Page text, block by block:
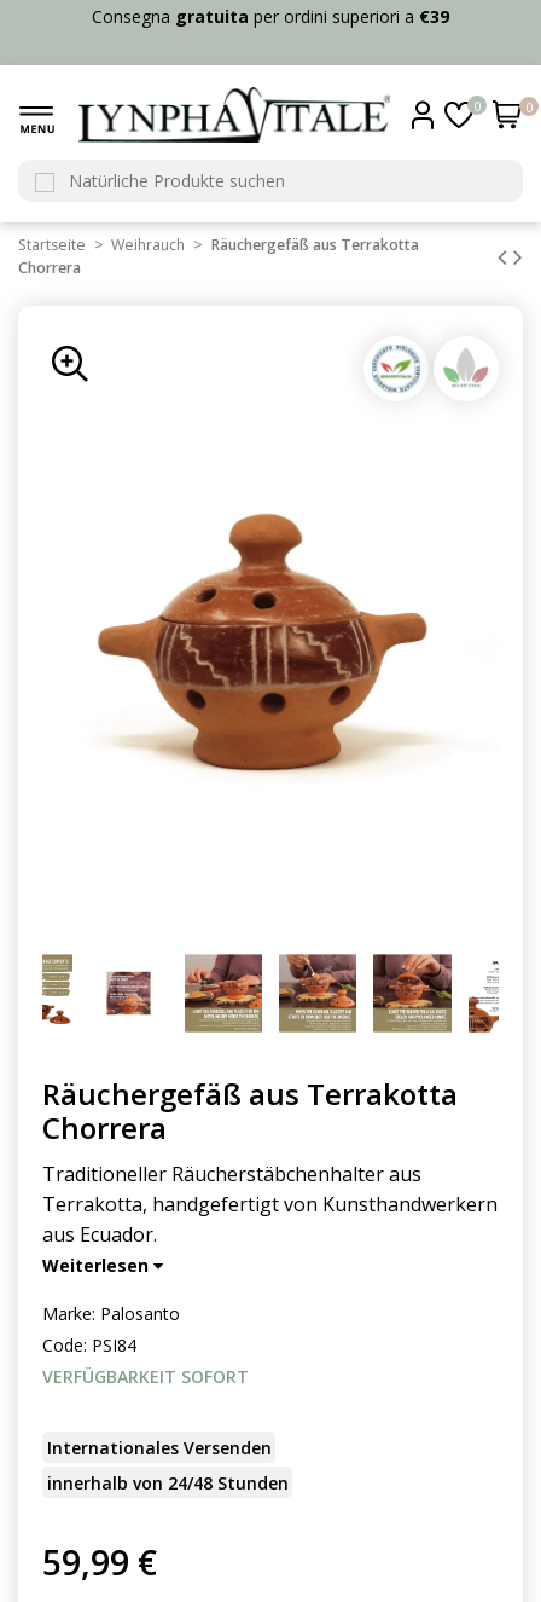
Consegna gratuita per ordini superiori a €39
0 0
Startseite Weihrauch
Räuchergefäß aus Terrakotta
Chorrera
Räuchergefäß aus Terrakotta
Chorrera
Traditioneller Räucherstäbchenhalter aus
Terrakotta, handgefertigt von Kunsthandwerkern
aus Ecuador.
Weiterlesen
Marke: Palosanto
Code: PSI84
VERFÜGBARKEIT SOFORT
Internationales Versenden
innerhalb von 24/48 Stunden
59,99 €